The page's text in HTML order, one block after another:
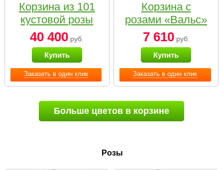
Заказать в один клик
Корзина из 101
кустовой розы
нежных тонов
40 400 руб.
Купить
Заказать в один клик
Корзина с
розами «Вальс»
7 610руб.
Купить
Больше цветов в корзине
Розы